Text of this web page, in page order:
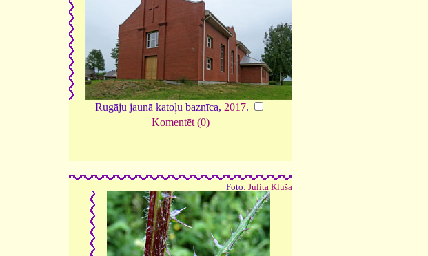
Rugāju jaunā katoļu baznīca, 2017.
Komentēt (0)
Foto: Julita Kluša